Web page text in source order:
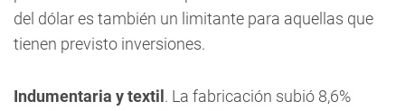
del dólar es también un limitante para aquellas que
tienen previsto inversiones.
Indumentaria y textil . La fabricación subió 8,6%